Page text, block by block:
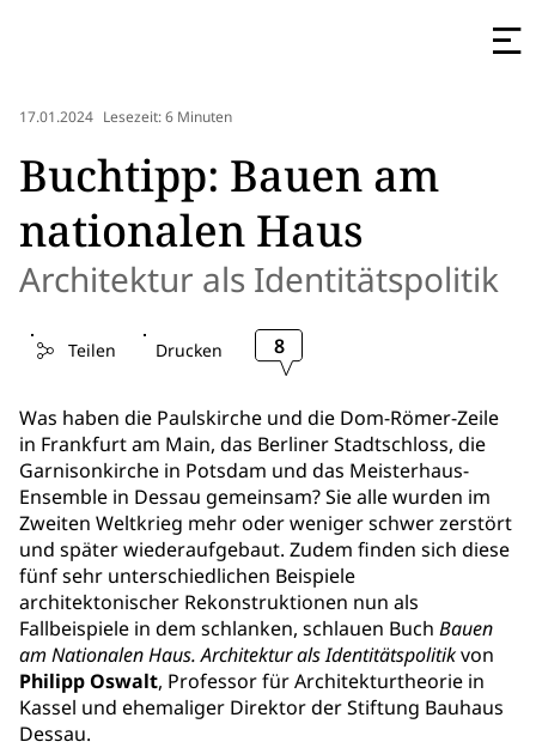
17.01.2024 Lesezeit: 6 Minuten
Buchtipp: Bauen am
nationalen Haus
Architektur als Identitätspolitik
Teilen Drucken 8
Was haben die Paulskirche und die Dom-Römer-Zeile
in Frankfurt am Main, das Berliner Stadtschloss, die
Garnisonkirche in Potsdam und das Meisterhaus-
Ensemble in Dessau gemeinsam? Sie alle wurden im
Zweiten Weltkrieg mehr oder weniger schwer zerstört
und später wiederaufgebaut. Zudem finden sich diese
fünf sehr unterschiedlichen Beispiele
architektonischer Rekonstruktionen nun als
Fallbeispiele in dem schlanken, schlauen Buch Bauen
am Nationalen Haus. Architektur als Identitätspolitikvon
Philipp Oswalt, Professor für Architekturtheorie in
Kassel und ehemaliger Direktor der Stiftung Bauhaus
Dessau.